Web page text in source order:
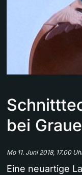
bei
Mo 11. Juni 2018, 17.00
Eine neuartige